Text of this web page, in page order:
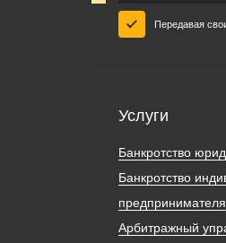
Передавая
Услуги
Банкротство
Банкротство
предпринимателя
Арбитражный